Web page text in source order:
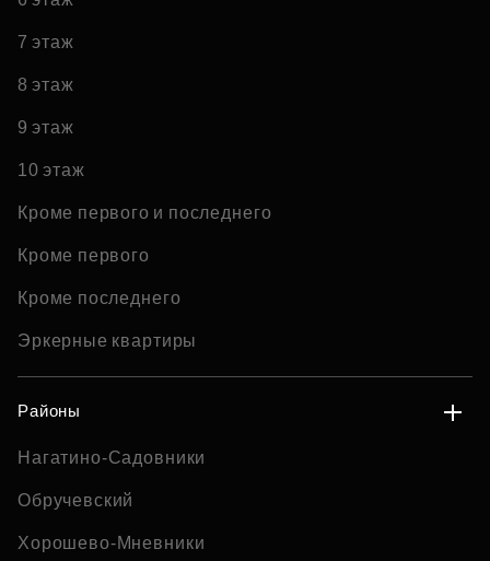
7 этаж
8 этаж
9 этаж
10 этаж
Кроме первого и последнего
Кроме первого
Кроме последнего
Эркерные квартиры
Районы
Нагатино-Садовники
Обручевский
Хорошево-Мневники